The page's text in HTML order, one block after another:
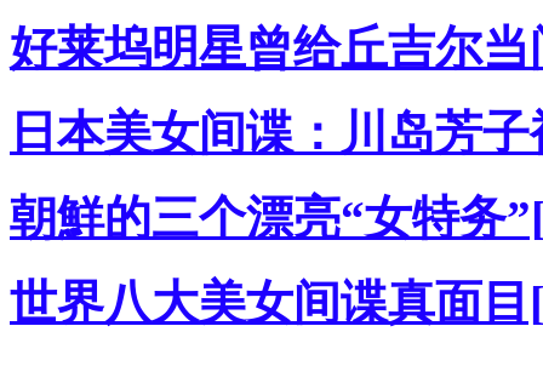
好莱坞明星曾给丘吉尔
日本美女间谍：川岛芳
朝鮮的三个漂亮“女特务
世界八大美女间谍真面